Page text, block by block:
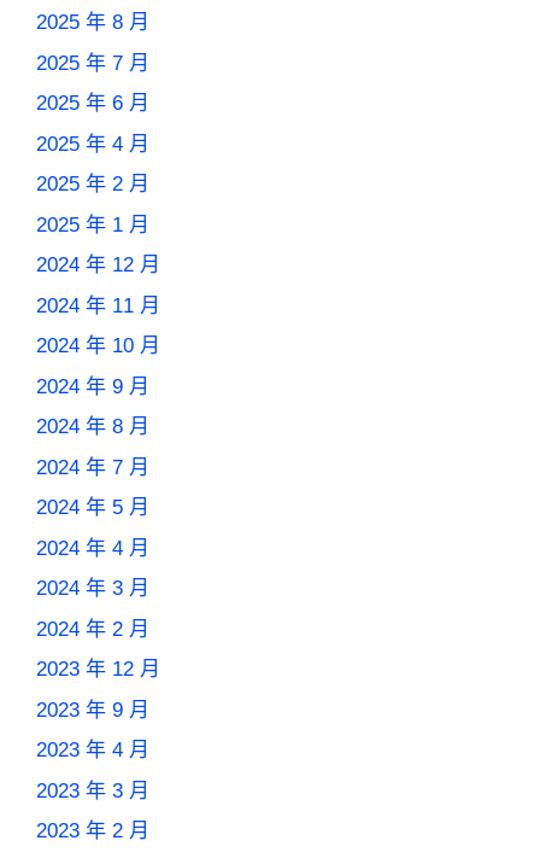
2025 年 8 月
2025 年 7 月
2025 年 6 月
2025 年 4 月
2025 年 2 月
2025 年 1 月
2024 年 12 月
2024 年 11 月
2024 年 10 月
2024 年 9 月
2024 年 8 月
2024 年 7 月
2024 年 5 月
2024 年 4 月
2024 年 3 月
2024 年 2 月
2023 年 12 月
2023 年 9 月
2023 年 4 月
2023 年 3 月
2023 年 2 月